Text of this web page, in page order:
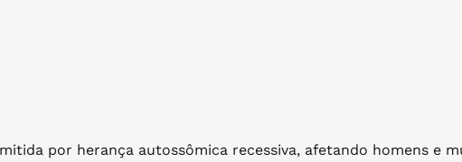
por herança autossômica recessiva, afetando homens e